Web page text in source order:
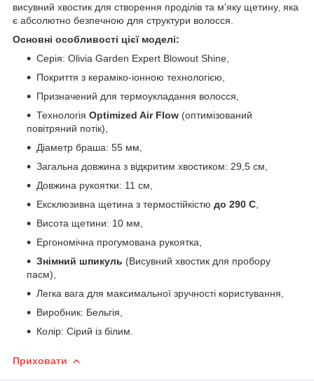
висувний хвостик для створення проділів та м'яку щетину, яка
є абсолютно безпечною для структури волосся.
Основні особливості цієї моделі:
Серія: Olivia Garden Expert Blowout Shine,
Покриття з кераміко-іонною технологією,
Призначений для термоукладання волосся,
Технологія Optimized Air Flow (оптимізований
повітряний потік),
Діаметр браша: 55 мм,
Загальна довжина з відкритим хвостиком: 29,5 см,
Довжина рукоятки: 11 см,
Ексклюзивна щетина з термостійкістю до 290 С
Висота щетини: 10 мм,
Ергономічна прогумована рукоятка,
Знімний шпикуль (Висувний хвостик для пробору
пасм),
Легка вага для максимальної зручності користування,
Виробник: Бельгія,
Колір: Сірий із білим.
Приховати